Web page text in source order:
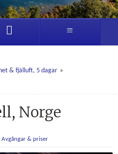
& fjälluft, 5 dagar »
Norge
Avgångar & priser